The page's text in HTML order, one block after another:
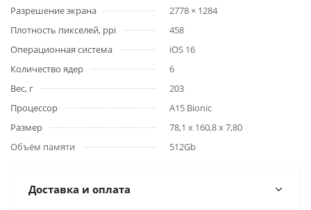
Разрешение экрана
2778 × 1284
Плотность пикселей, ppi
458
Операционная система
iOS 16
Количество ядер
6
Вес, г
203
Процессор
A15 Bionic
Размер
78,1 x 160,8 x 7,80
Объём памяти
512Gb
Доставка и оплата